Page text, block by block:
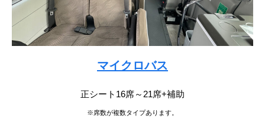
マイクロバス
正シート16席～21席+補助
※席数が複数タイプあります。